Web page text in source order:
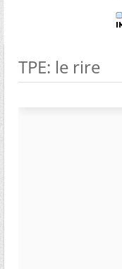
TPE: le rire